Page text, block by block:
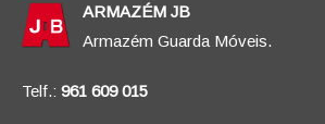
ARMAZÉM JB
Armazém Guarda Móveis.
Telf.: 961 609 015